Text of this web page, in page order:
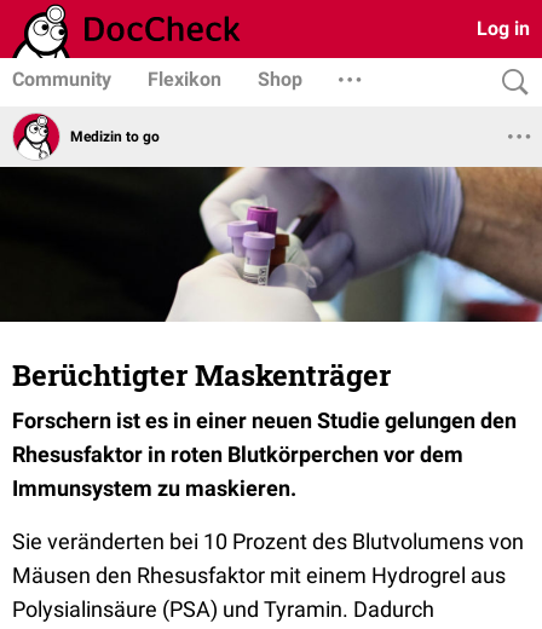
Log in
Community Flexikon Shop
Medizin to go
Berüchtigter Maskenträger
Forschern ist es in einer neuen Studie gelungen den
Rhesusfaktor in roten Blutkörperchen vor dem
Immunsystem zu maskieren.
Sie veränderten bei 10 Prozent des Blutvolumens von
Mäusen den Rhesusfaktor mit einem Hydrogrel aus
Polysialinsäure (PSA) und Tyramin. Dadurch